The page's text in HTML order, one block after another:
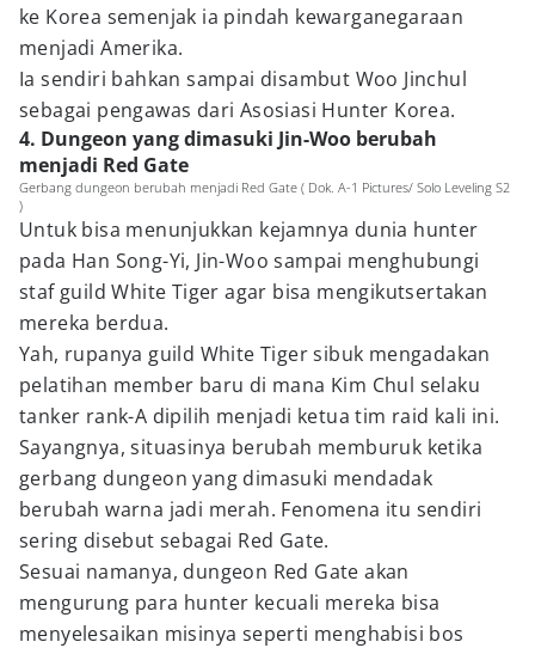
ke Korea semenjak ia pindah kewarganegaraan
menjadi Amerika.
Ia sendiri bahkan sampai disambut Woo Jinchul
sebagai pengawas dari Asosiasi Hunter Korea.
4. Dungeon yang dimasuki Jin-Woo berubah
menjadi Red Gate
Gerbang dungeon berubah menjadi Red Gate ( Dok. A-1 Pictures/ Solo Leveling S2
)
Untuk bisa menunjukkan kejamnya dunia hunter
pada Han Song-Yi, Jin-Woo sampai menghubungi
staf guild White Tiger agar bisa mengikutsertakan
mereka berdua.
Yah, rupanya guild White Tiger sibuk mengadakan
pelatihan member baru di mana Kim Chul selaku
tanker rank-A dipilih menjadi ketua tim raid kali ini.
Sayangnya, situasinya berubah memburuk ketika
gerbang dungeon yang dimasuki mendadak
berubah warna jadi merah. Fenomena itu sendiri
sering disebut sebagai Red Gate.
Sesuai namanya, dungeon Red Gate akan
mengurung para hunter kecuali mereka bisa
menyelesaikan misinya seperti menghabisi bos